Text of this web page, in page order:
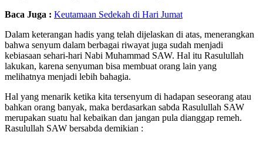
Baca Juga : Keutamaan Sedekah di Hari Jumat
Dalam keterangan hadis yang telah dijelaskan di atas, menerangkan
bahwa senyum dalam berbagai riwayat juga sudah menjadi
kebiasaan sehari-hari Nabi Muhammad SAW. Hal itu Rasulullah
lakukan, karena senyuman bisa membuat orang lain yang
melihatnya menjadi lebih bahagia.
Hal yang menarik ketika kita tersenyum di hadapan seseorang atau
bahkan orang banyak, maka berdasarkan sabda Rasulullah SAW
merupakan suatu hal kebaikan dan jangan pula dianggap remeh.
Rasulullah SAW bersabda demikian :